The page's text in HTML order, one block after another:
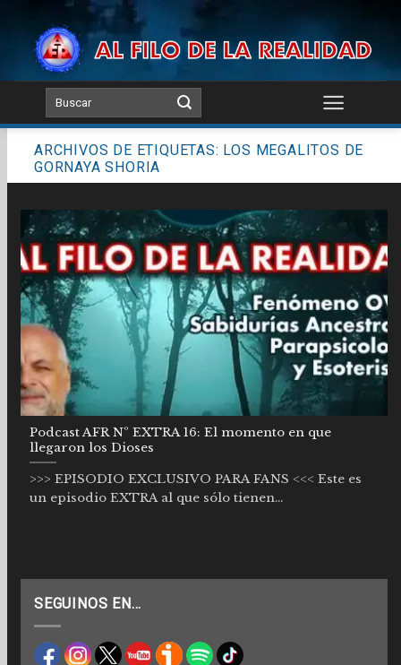
content
ARCHIVOS DE ETIQUETAS: LOS MEGALITOS DE
GORNAYA SHORIA
Podcast AFR Nº EXTRA 16: El momento en que
llegaron los Dioses
>>> EPISODIO EXCLUSIVO PARA FANS <<< Este es
un episodio EXTRA al que sólo tienen...
SEGUINOS EN…